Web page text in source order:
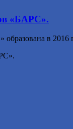
«БАРС».
в 2016